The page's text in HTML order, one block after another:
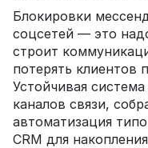
Блокировки
соцсетей — это
строит
потерять клиентов
Устойчивая
каналов связи,
автоматизация
CRM для